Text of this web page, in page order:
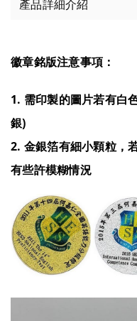
產品詳細介紹
徽章銘版注意事項：
1. 需印製的圖片若有白
銀)
2. 金銀箔有細小顆粒，
有些許模糊情況